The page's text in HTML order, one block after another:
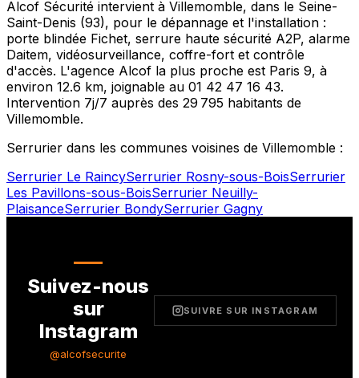
Alcof Sécurité intervient à Villemomble, dans le Seine-
Saint-Denis (93), pour le dépannage et l'installation :
porte blindée Fichet, serrure haute sécurité A2P, alarme
Daitem, vidéosurveillance, coffre-fort et contrôle
d'accès. L'agence Alcof la plus proche est Paris 9, à
environ 12.6 km, joignable au 01 42 47 16 43.
Intervention 7j/7 auprès des 29 795 habitants de
Villemomble.
Serrurier dans les communes voisines de Villemomble :
Serrurier Le RaincySerrurier Rosny-sous-BoisSerrurier
Les Pavillons-sous-BoisSerrurier Neuilly-
PlaisanceSerrurier BondySerrurier Gagny
Suivez-nous
sur
Instagram
@alcofsecurite
SUIVRE SUR INSTAGRAM